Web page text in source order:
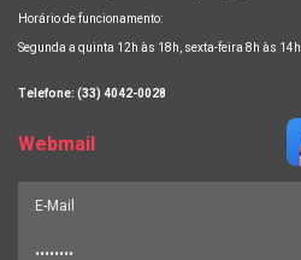
Horário de funcionamento:
Segunda a quinta 12h às 18h, sexta-feira 8h às 14h
Telefone: (33) 4042-0028
Webmail